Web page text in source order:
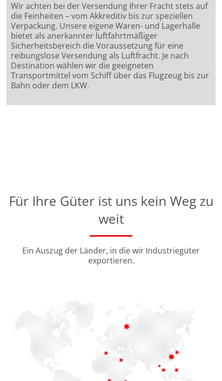
Wir achten bei der Versendung Ihrer Fracht stets auf
die Feinheiten – vom Akkreditiv bis zur speziellen
Verpackung. Unsere eigene Waren- und Lagerhalle
bietet als anerkannter luftfahrtmäßiger
Sicherheitsbereich die Voraussetzung für eine
reibungslose Versendung als Luftfracht. Je nach
Destination wählen wir die geeigneten
Transportmittel vom Schiff über das Flugzeug bis zur
Bahn oder dem LKW.
Für Ihre Güter ist uns kein Weg zu
weit
Ein Auszug der Länder, in die wir Industriegüter
exportieren.